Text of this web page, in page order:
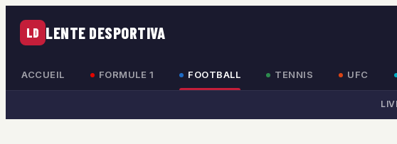
LD LENTE DESPORTIVA
ACCUEIL FORMULE 1 FOOTBALL TENNIS UFC